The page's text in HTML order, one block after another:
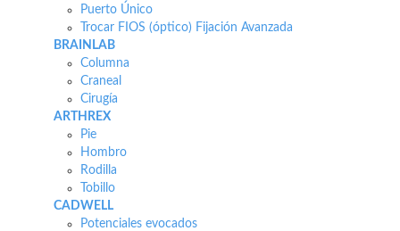
Puerto Único
Trocar FIOS (óptico) Fijación Avanzada
BRAINLAB
Columna
Craneal
Cirugía
ARTHREX
Pie
Hombro
Rodilla
Tobillo
CADWELL
Potenciales evocados